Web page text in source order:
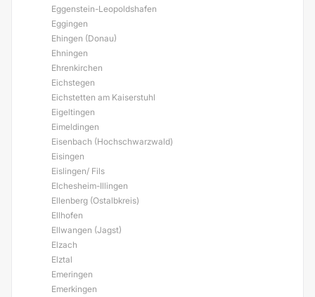
Eggenstein-Leopoldshafen
Eggingen
Ehingen (Donau)
Ehningen
Ehrenkirchen
Eichstegen
Eichstetten am Kaiserstuhl
Eigeltingen
Eimeldingen
Eisenbach (Hochschwarzwald)
Eisingen
Eislingen/ Fils
Elchesheim-Illingen
Ellenberg (Ostalbkreis)
Ellhofen
Ellwangen (Jagst)
Elzach
Elztal
Emeringen
Emerkingen